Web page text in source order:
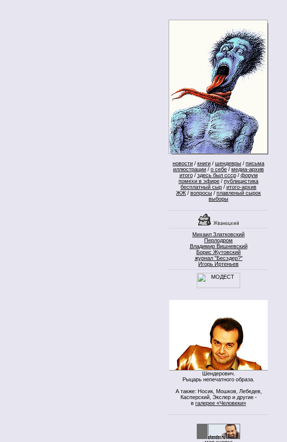
новости / книги / шендевры / письма
иллюстрации / о себе / медиа-архив
итого/ здесь был ссср/ форум
помехи в эфире / публицистика
бесплатный сыр / итого-архив
ЖЖ / вопросы / плавленый сырок
выборы
Михаил Златковский
Перлодром
Владимир Вишневский
Борис Жутовский
журнал "Бесэдер?"
Игорь Иртеньев
Шендерович.
Рыцарь непечатного образа.
А также: Носик, Мошков, Лебедев,
Касперский, Экслер и другие -
в галерее «Человеки»